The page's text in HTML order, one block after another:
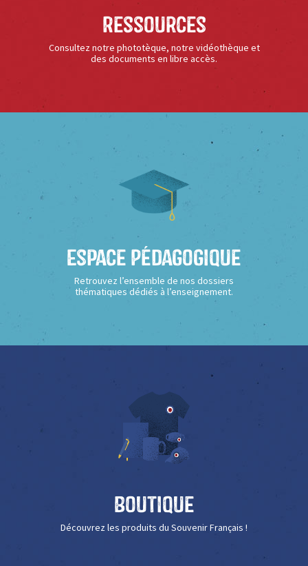
Ressources
Consultez notre phototèque, notre vidéothèque et
des documents en libre accès.
Espace Pédagogique
Retrouvez l’ensemble de nos dossiers
thématiques dédiés à l’enseignement.
Boutique
Découvrez les produits du Souvenir Français !